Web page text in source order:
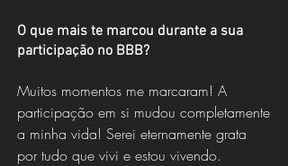
O que mais te marcou durante a sua
participação no BBB?
Muitos momentos me marcaram! A
participação em si mudou completamente
a minha vida! Serei eternamente grata
por tudo que vivi e estou vivendo.